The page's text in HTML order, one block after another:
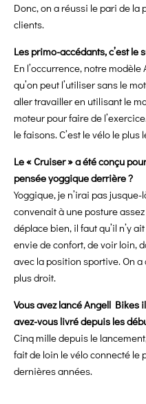
Donc, on a réussi le pari de
clients.
Les primo-accédants, c’est le
En l’occurrence, notre
qu’on peut l’utiliser sans le
aller travailler en utilisant le
moteur pour faire de
le faisons. C’est le vélo le
Le « Cruiser » a été conçu
pensée yoggique derrière ?
Yoggique, je n’irai pas
convenait à une posture
déplace bien, il faut qu’il n’y
envie de confort, de voir loin,
avec la position sportive. On
plus droit.
Vous avez lancé Angell Bikes
avez-vous livré depuis les
Cinq mille depuis le
fait de loin le vélo connecté le
dernières années.